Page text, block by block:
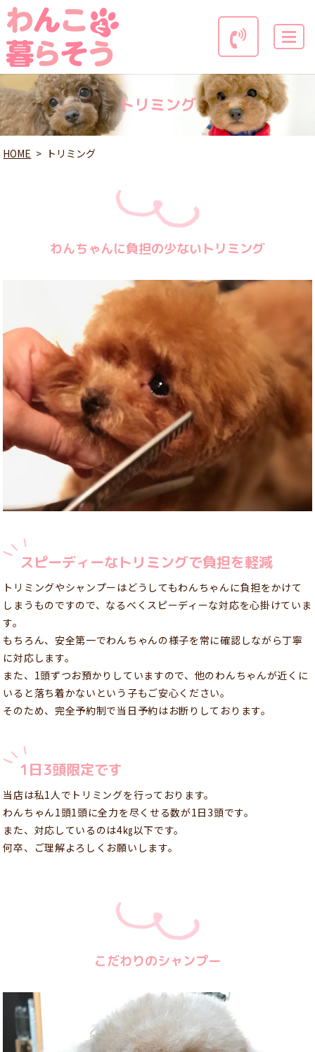
トリミング
HOME トリミング
わんちゃんに負担の少ないトリミング
スピーディーなトリミングで負担を軽減
トリミングやシャンプーはどうしてもわんちゃんに負担をかけて
しまうものですので、なるべくスピーディーな対応を心掛けていま
す。
もちろん、安全第一でわんちゃんの様子を常に確認しながら丁寧
に対応します。
また、1頭ずつお預かりしていますので、他のわんちゃんが近くに
いると落ち着かないという子もご安心ください。
そのため、完全予約制で当日予約はお断りしております。
1日3頭限定です
当店は私1人でトリミングを行っております。
わんちゃん1頭1頭に全力を尽くせる数が1日3頭です。
また、対応しているのは4㎏以下です。
何卒、ご理解よろしくお願いします。
こだわりのシャンプー